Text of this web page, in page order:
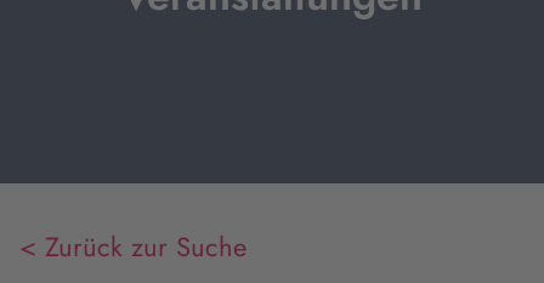
< Zurück zur Suche